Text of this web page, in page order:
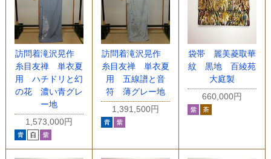
訪問着滝沢晃作
糸目友禅 単衣夏
用 ハチドリと幻
の花 濃い青グレ
ー地
1,573,000円
訪問着滝沢晃作
糸目友禅 単衣夏
用 五線譜と音
符 薄グレー地
1,391,500円
袋帯 麗美菱取華
紋 黒地 百綾苑
大庭製
660,000円